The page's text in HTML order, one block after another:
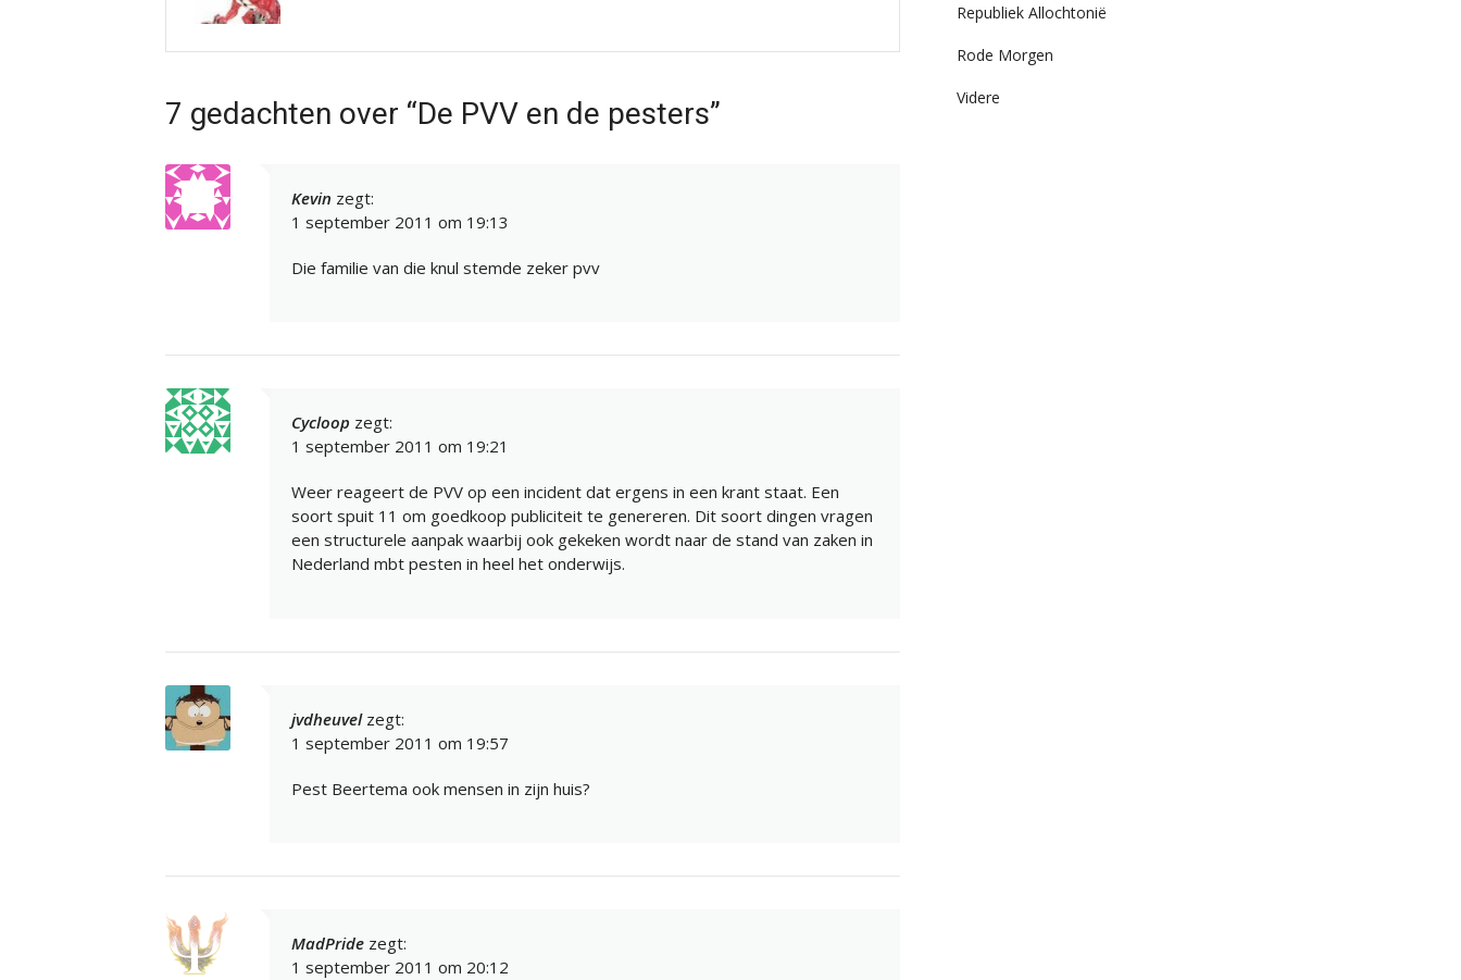
7 gedachten over “De PVV en de pesters”
Kevin zegt:
1 september 2011 om 19:13
Die familie van die knul stemde zeker pvv
Cycloop zegt:
1 september 2011 om 19:21
Weer reageert de PVV op een incident dat ergens in een krant staat. Een
soort spuit 11 om goedkoop publiciteit te genereren. Dit soort dingen vragen
een structurele aanpak waarbij ook gekeken wordt naar de stand van zaken in
Nederland mbt pesten in heel het onderwijs.
jvdheuvel zegt:
1 september 2011 om 19:57
Pest Beertema ook mensen in zijn huis?
MadPride zegt:
1 september 2011 om 20:12
Republiek Allochtonië
Rode Morgen
Videre